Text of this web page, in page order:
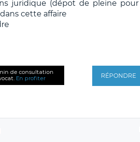
juridique (dépot de pleine pour
cette affaire
de consultation
En profiter RÉPONDRE